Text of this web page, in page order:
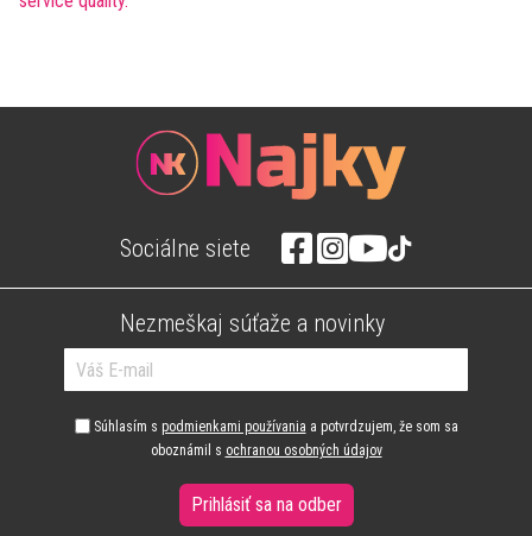
Sociálne siete
Nezmeškaj súťaže a novinky
Súhlasím s podmienkami používania a potvrdzujem, že som sa
oboznámil s ochranou osobných údajov
Prihlásiť sa na odber